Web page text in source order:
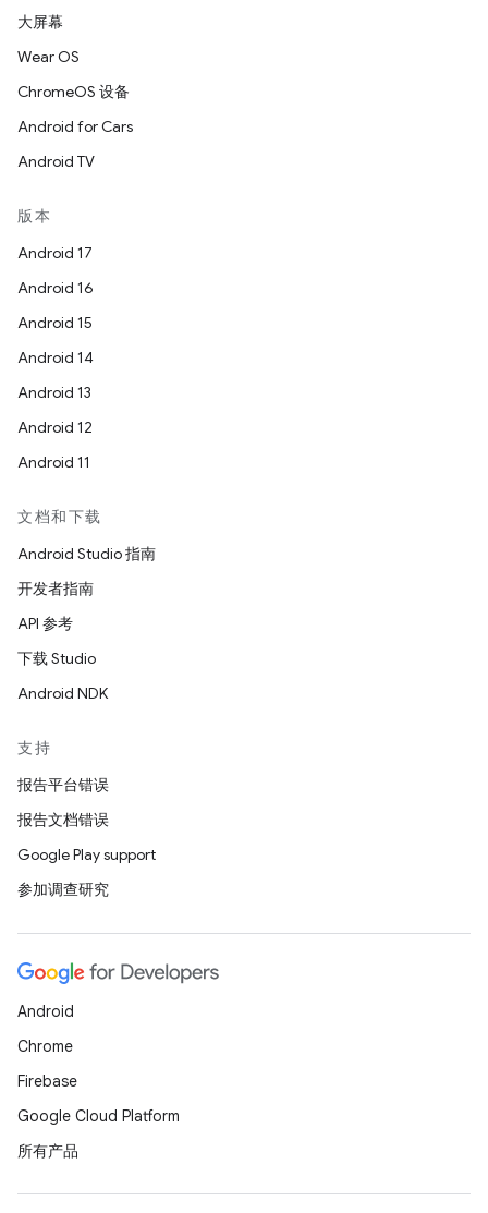
大屏幕
Wear OS
ChromeOS 设备
Android for Cars
Android TV
版本
Android 17
Android 16
Android 15
Android 14
Android 13
Android 12
Android 11
文档和下载
Android Studio 指南
开发者指南
API 参考
下载 Studio
Android NDK
支持
报告平台错误
报告文档错误
Google Play support
参加调查研究
Android
Chrome
Firebase
Google Cloud Platform
所有产品